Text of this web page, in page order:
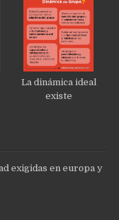
La dinámica ideal
existe
exigidas en europa y